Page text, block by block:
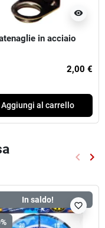
visibility
in acciaio
2,00 €
Aggiungi al carrello
keyboard_arrow_left keyboard_arrow_right
In saldo!
favorite_border